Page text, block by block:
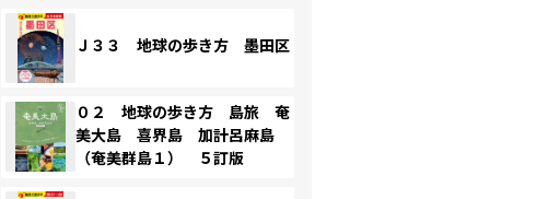
Ｊ３３ 地球の歩き方 墨田区
０２ 地球の歩き方 島旅 奄
美大島 喜界島 加計呂麻島
（奄美群島１） ５訂版